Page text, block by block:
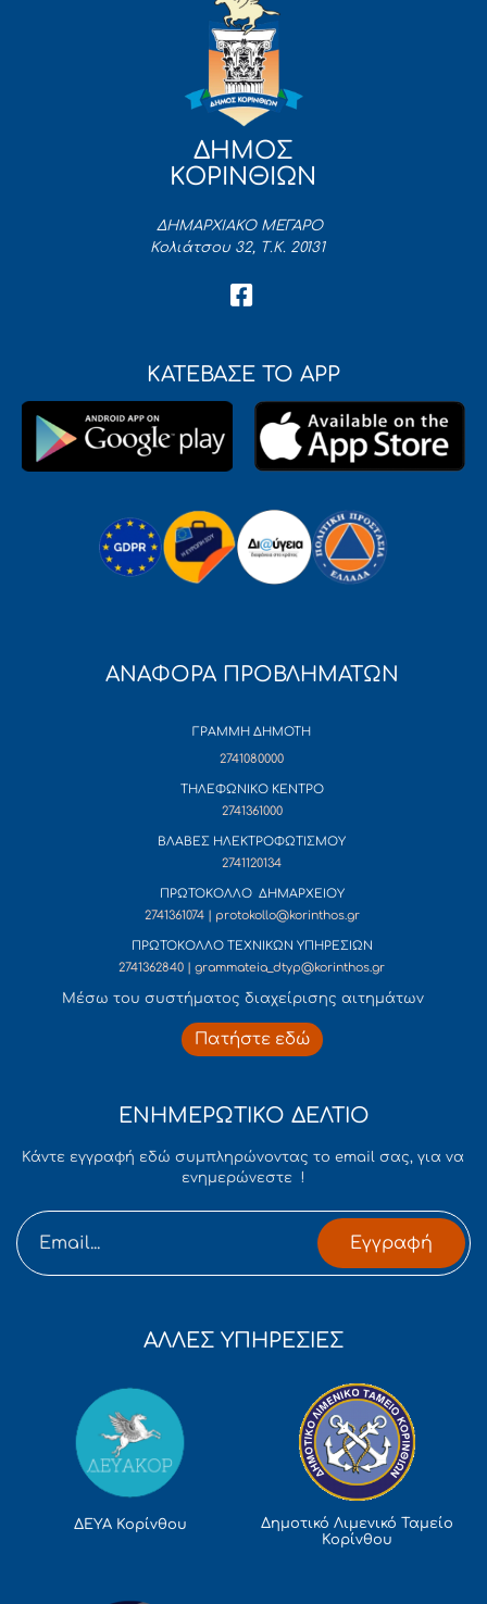
ΔΗΜΟΣ
ΚΟΡΙΝΘΙΩΝ
ΔΗΜΑΡΧΙΑΚΟ ΜΕΓΑΡΟ
Κολιάτσου 32, Τ.Κ. 20131
ΚΑΤΕΒΑΣΕ ΤΟ APP
ΑΝΑΦΟΡΑ ΠΡΟΒΛΗΜΑΤΩΝ
ΓΡΑΜΜΗ ΔΗΜΟΤΗ
2741080000
ΤΗΛΕΦΩΝΙΚΟ ΚΕΝΤΡΟ
2741361000
ΒΛΑΒΕΣ ΗΛΕΚΤΡΟΦΩΤΙΣΜΟΥ
2741120134
ΠΡΩΤΟΚΟΛΛΟ ΔΗΜΑΡΧΕΙΟΥ
2741361074 | protokollo@korinthos.gr
ΠΡΩΤΟΚΟΛΛΟ ΤΕΧΝΙΚΩΝ ΥΠΗΡΕΣΙΩΝ
2741362840 | grammateia_dtyp@korinthos.gr
Mέσω του συστήματος διαχείρισης αιτημάτων
Πατήστε εδώ
ΕΝΗΜΕΡΩΤΙΚΟ ΔΕΛΤΙΟ
Κάντε εγγραφή εδώ συμπληρώνοντας το email σας, για να
ενημερώνεστε !
Εγγραφή
ΑΛΛΕΣ ΥΠΗΡΕΣΙΕΣ
ΔΕΥΑ Κορίνθου
Δημοτικό Λιμενικό Ταμείο
Κορίνθου